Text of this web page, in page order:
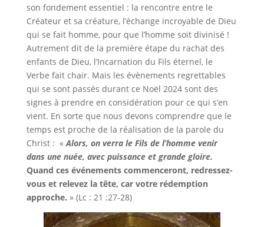
son fondement essentiel : la rencontre entre le
Créateur et sa créature, l’échange incroyable de Dieu
qui se fait homme, pour que l’homme soit divinisé !
Autrement dit de la première étape du rachat des
enfants de Dieu, l’Incarnation du Fils éternel, le
Verbe fait chair. Mais les évènements regrettables
qui se sont passés durant ce Noël 2024 sont des
signes à prendre en considération pour ce qui s’en
vient. En sorte que nous devons comprendre que le
temps est proche de la réalisation de la parole du
Christ : «Alors, on verra le Fils de l’homme venir
dans une nuée, avec puissance et grande gloire.
Quand ces événements commenceront, redressez-
vous et relevez la tête, car votre rédemption
approche. » (Lc : 21 :27-28)